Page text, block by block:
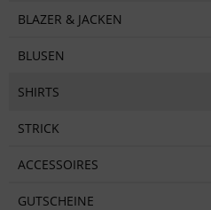
BLAZER & JACKEN
BLUSEN
SHIRTS
STRICK
ACCESSOIRES
GUTSCHEINE